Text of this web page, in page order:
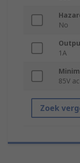
No
1A
85V ac
Zoek